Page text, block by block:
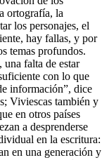
ortografía, la
los personajes, el
hay fallas, y por
temas profundos.
una falta de estar
con lo que
información”, dice
Viviescas también y
en otros países
a desprenderse
en la escritura:
en una generación y